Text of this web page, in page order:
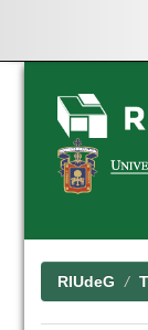
Skip
navigation
RIUdeG